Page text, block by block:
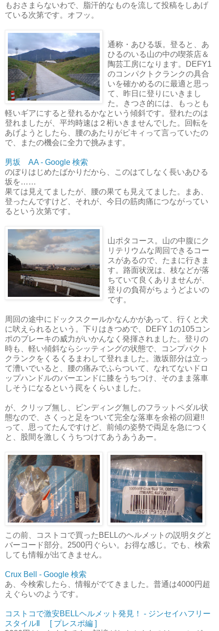
もおさまらないわで、脂汗的なものを流して投稿をしあげ
ている次第です。オフッ。
通称・あひる坂。登ると、あ
ひるのいる山の中の喫茶店＆
陶芸工房になります。DEFY1
のコンパクトクランクの具合
いを確かめるのに最適と思っ
て、昨日に登りにいきまし
た。きつさ的には、もっとも
軽いギアにすると登れるかなという傾斜です。登れたのは
登れましたが、平均時速は２桁いきませんでした。回転を
あげようとしたら、腰のあたりがピキィって言っていたの
で、またの機会に全力で挑みます。
男坂 AA - Google 検索
のぼりはじめたばかりだから、このはてしなく長いあひる
坂を……
果ては見えてましたが、腰の果ても見えてました。まあ、
登ったんですけど、それが、今日の筋肉痛につながってい
るという次第です。
山ポタコース。山の中腹にク
リテリウムな周回できるコー
スがあるので、たまに行きま
す。路面状況は、枝などが落
ちていて良くありませんが、
登りの負荷がちょうどよいの
です。
周回の途中にドックスクールかなんかがあって、行くと犬
に吠えられるという。下りはきつめで、DEFY 1の105コン
ポのブレーキの威力がいかんなく発揮されました。登りの
時も、軽い傾斜ならシッティングの状態で、コンプパクト
クランクをくるくるまわして登れました。激坂部分は立っ
て漕いでいると、腰の痛みでふらついて、なれてないドロ
ップハンドルのバーエンドに膝をうちつけ、そのまま落車
しそうになるという罠をくらいました。
が、クリップ無し、ビンディング無しのフラットペダル状
態なので、さくっと足をついて完全な落車を余裕の回避!!
って、思ってたんですけど、前傾の姿勢で両足を急につく
と、股間を激しくうちつけてあうあうあー。
この前、コストコで買ったBELLのヘルメットの説明タグと
バーコード部分。2500円ぐらい。お得な感じ。でも、検索
しても情報が出てきません。
Crux Bell - Google 検索
あ、今検索したら、情報がでてきました。普通は4000円超
えぐらいのようです。
コストコで激安BELLヘルメット発見！ - ジンセイハフリー
スタイルⅡ [ プレスポ編 ]